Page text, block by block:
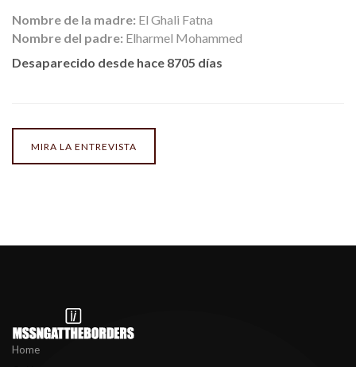
Nombre de la madre: El Ghali Fatna
Nombre del padre: Elharmel Mohammed
Desaparecido desde hace 8705 días
MIRA LA ENTREVISTA
Home